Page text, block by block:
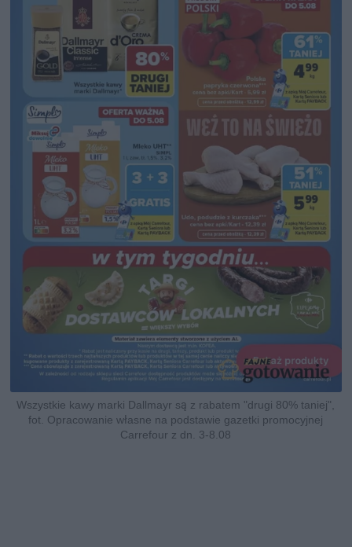
Wszystkie kawy marki Dallmayr są z rabatem "drugi 80% taniej",
fot. Opracowanie własne na podstawie gazetki promocyjnej
Carrefour z dn. 3-8.08